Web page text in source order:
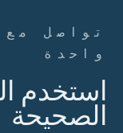
تواصل
واحدة
استخدم
الصحيحة